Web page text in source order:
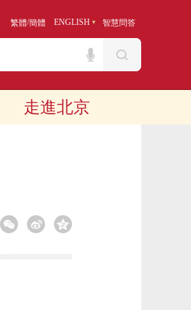
繁體/簡體 ENGLISH 智慧問答
走進北京